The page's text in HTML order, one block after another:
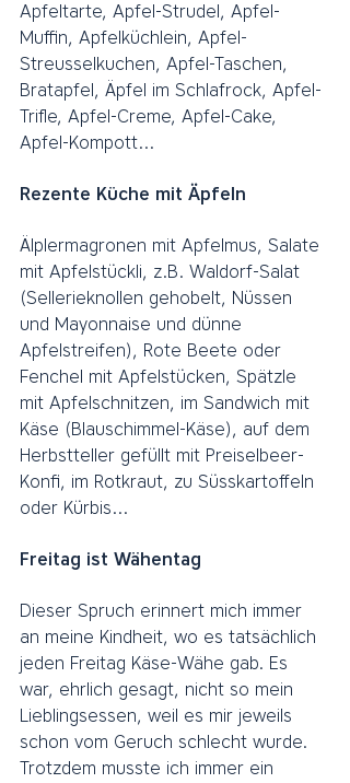
Apfeltarte, Apfel-Strudel, Apfel-
Muffin, Apfelküchlein, Apfel-
Streusselkuchen, Apfel-Taschen,
Bratapfel, Äpfel im Schlafrock, Apfel-
Trifle, Apfel-Creme, Apfel-Cake,
Apfel-Kompott...
Rezente Küche mit Äpfeln
Älplermagronen mit Apfelmus, Salate
mit Apfelstückli, z.B. Waldorf-Salat
(Sellerieknollen gehobelt, Nüssen
und Mayonnaise und dünne
Apfelstreifen), Rote Beete oder
Fenchel mit Apfelstücken, Spätzle
mit Apfelschnitzen, im Sandwich mit
Käse (Blauschimmel-Käse), auf dem
Herbstteller gefüllt mit Preiselbeer-
Konfi, im Rotkraut, zu Süsskartoffeln
oder Kürbis...
Freitag ist Wähentag
Dieser Spruch erinnert mich immer
an meine Kindheit, wo es tatsächlich
jeden Freitag Käse-Wähe gab. Es
war, ehrlich gesagt, nicht so mein
Lieblingsessen, weil es mir jeweils
schon vom Geruch schlecht wurde.
Trotzdem musste ich immer ein